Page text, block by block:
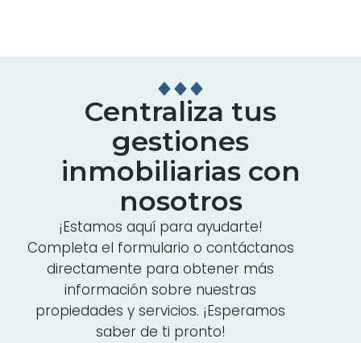
Centraliza tus
gestiones
inmobiliarias con
nosotros
¡Estamos aquí para ayudarte!
Completa el formulario o contáctanos
directamente para obtener más
información sobre nuestras
propiedades y servicios. ¡Esperamos
saber de ti pronto!